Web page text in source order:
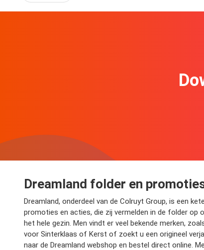
Dreamland folder en
Dreamland, onderdeel van de Colruyt Group, is een
promoties en acties, die zij vermelden in de folder
het hele gezin. Men vindt er veel bekende merken,
voor Sinterklaas of Kerst of zoekt u een origineel
naar de Dreamland webshop en bestel direct online.